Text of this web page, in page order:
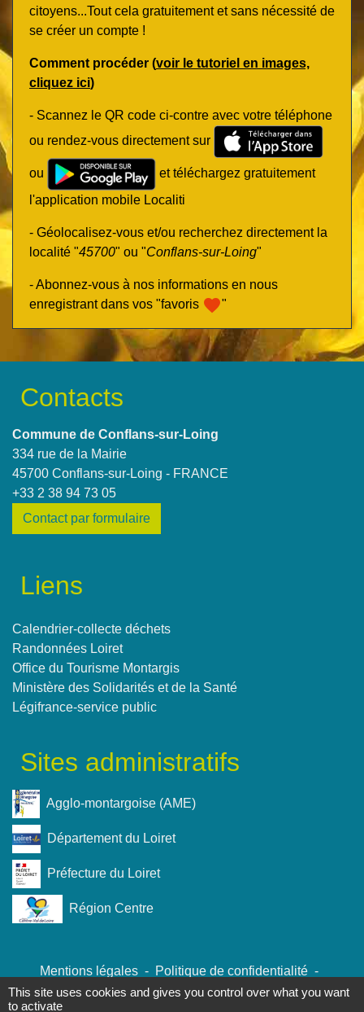
citoyens...Tout cela gratuitement et sans nécessité de
se créer un compte !
Comment procéder (voir le tutoriel en images,
cliquez ici)
- Scannez le QR code ci-contre avec votre téléphone
ou rendez-vous directement sur
ou
et téléchargez gratuitement
l'application mobile Localiti
- Géolocalisez-vous et/ou recherchez directement la
localité "45700" ou "Conflans-sur-Loing"
- Abonnez-vous à nos informations en nous
enregistrant dans vos "favoris favorite"
Contacts
Commune de Conflans-sur-Loing
334 rue de la Mairie
45700 Conflans-sur-Loing - FRANCE
+33 2 38 94 73 05
Contact par formulaire
Liens
Calendrier-collecte déchets
Randonnées Loiret
Office du Tourisme Montargis
Ministère des Solidarités et de la Santé
Légifrance-service public
Sites administratifs
Agglo-montargoise (AME)
Département du Loiret
Préfecture du Loiret
Région Centre
Mentions légales - Politique de confidentialité -
Accessibilité - Plan du site - Gestion des cookies
This site uses cookies and gives you control over what you want
to activate